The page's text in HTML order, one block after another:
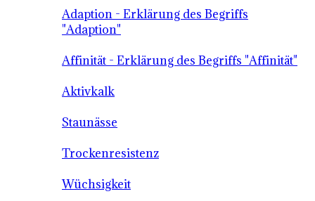
Adaption - Erklärung des Begriffs
"Adaption"
Affinität - Erklärung des Begriffs "Affinität"
Aktivkalk
Staunässe
Trockenresistenz
Wüchsigkeit